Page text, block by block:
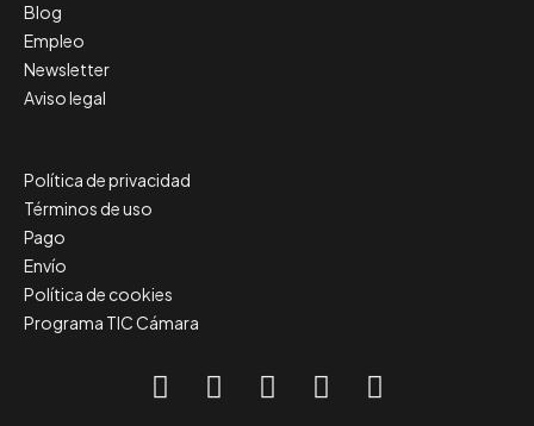
Blog
Empleo
Newsletter
Aviso legal
Política de privacidad
Términos de uso
Pago
Envío
Política de cookies
Programa TIC Cámara